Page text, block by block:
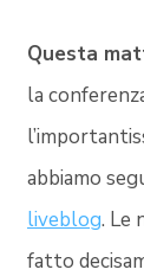
Questa
la
abbiamo
liveblog. Le
fatto